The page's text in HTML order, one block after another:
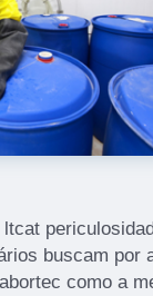
buscam por
como a